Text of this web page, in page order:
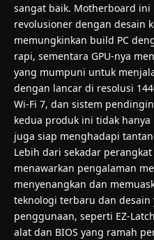
sangat baik. Motherboard
revolusioner dengan desain
memungkinkan build PC
rapi, sementara GPU-nya
yang mumpuni untuk
dengan lancar di resolusi
Wi-Fi 7, dan sistem
kedua produk ini tidak
juga siap menghadapi
Lebih dari sekadar
menawarkan pengalaman
menyenangkan dan
teknologi terbaru dan
penggunaan, seperti EZ-
alat dan BIOS yang ramah